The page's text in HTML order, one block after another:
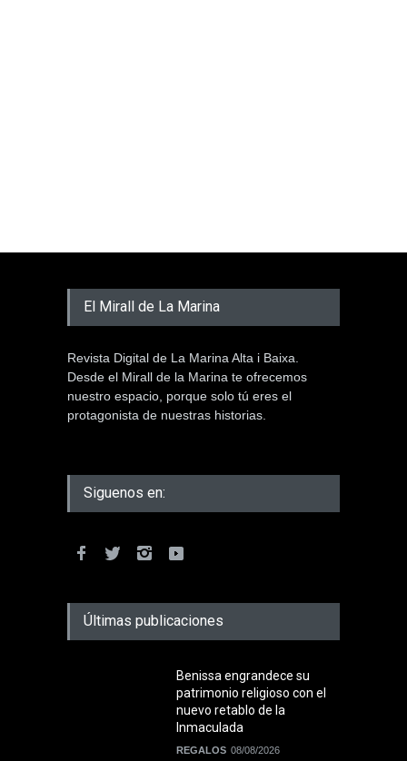
El Mirall de La Marina
Revista Digital de La Marina Alta i Baixa.
Desde el Mirall de la Marina te ofrecemos
nuestro espacio, porque solo tú eres el
protagonista de nuestras historias.
Siguenos en:
Últimas publicaciones
Benissa engrandece su
patrimonio religioso con el
nuevo retablo de la
Inmaculada
REGALOS 08/08/2026